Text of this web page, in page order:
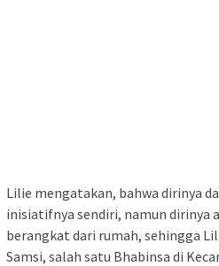
Lilie mengatakan, bahwa dirinya
inisiatifnya sendiri, namun dirinya
berangkat dari rumah, sehingga
Samsi, salah satu Bhabinsa di